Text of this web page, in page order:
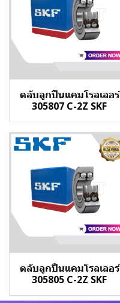
ตลับลูกปืนแคมโรลเลอร์
305807 C-2Z SKF
ตลับลูกปืนแคมโรลเลอร์
305805 C-2Z SKF